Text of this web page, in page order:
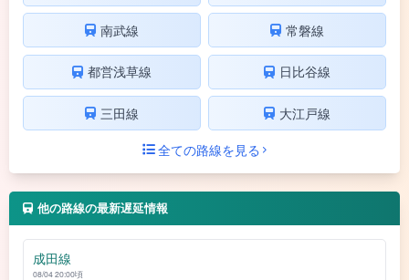
南武線 常磐線
都営浅草線 日比谷線
三田線
大江戸線
全ての路線を見る
他の路線の最新遅延情報
成田線
08/04 20:00頃